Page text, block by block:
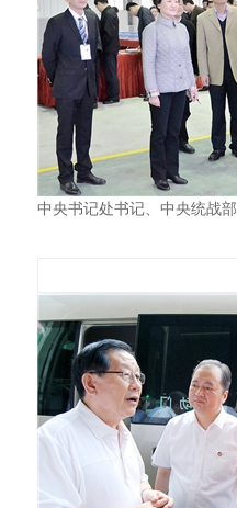
中央书记处书记、中央统战